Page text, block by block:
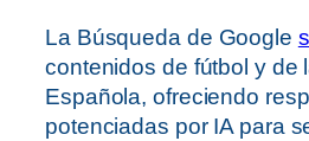
La Búsqueda de Google
contenidos de fútbol y de
Española, ofreciendo
potenciadas por IA para